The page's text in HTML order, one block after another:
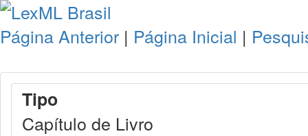
Página Anterior | Página Inicial |
Tipo
Capítulo de Livro